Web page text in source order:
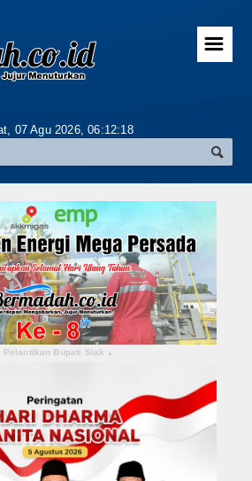
☰
07 Agu 2026,06:12:19
Pelantikan Bupati Siak ▴